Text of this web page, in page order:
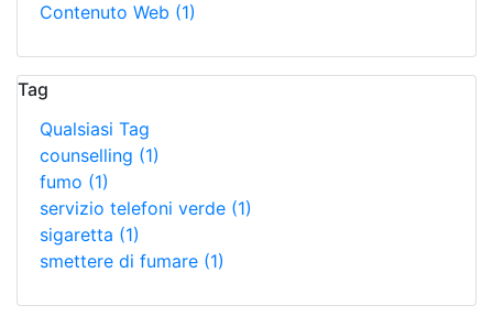
Contenuto Web (1)
Tag
Qualsiasi Tag
counselling (1)
fumo (1)
servizio telefoni verde (1)
sigaretta (1)
smettere di fumare (1)